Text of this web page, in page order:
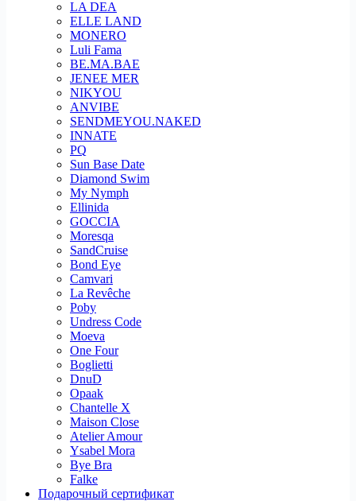
LA DEA
ELLE LAND
MONERO
Luli Fama
BE.MA.BAE
JENEE MER
NIKYOU
ANVIBE
SENDMEYOU.NAKED
INNATE
PQ
Sun Base Date
Diamond Swim
My Nymph
Ellinida
GOCCIA
Moresqa
SandCruise
Bond Eye
Camvari
La Revêche
Poby
Undress Code
Moeva
One Four
Boglietti
DnuD
Opaak
Chantelle X
Maison Close
Atelier Amour
Ysabel Mora
Bye Bra
Falke
Подарочный сертификат